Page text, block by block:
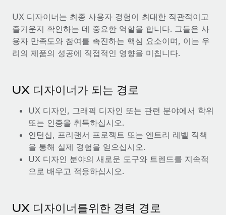
UX 디자이너는 최종 사용자 경험이 최대한 직관적이고
즐거운지 확인하는 데 중요한 역할을 합니다. 그들은 사
용자 만족도와 참여를 촉진하는 핵심 요소이며, 이는 우
리의 제품의 성공에 직접적인 영향을 미칩니다.
UX 디자이너가 되는 경로
UX 디자인, 그래픽 디자인 또는 관련 분야에서 학위
또는 인증을 취득하십시오.
인턴십, 프리랜서 프로젝트 또는 엔트리 레벨 직책
을 통해 실제 경험을 얻으십시오.
UX 디자인 분야의 새로운 도구와 트렌드를 지속적
으로 배우고 적응하십시오.
UX 디자이너를위한 경력 경로